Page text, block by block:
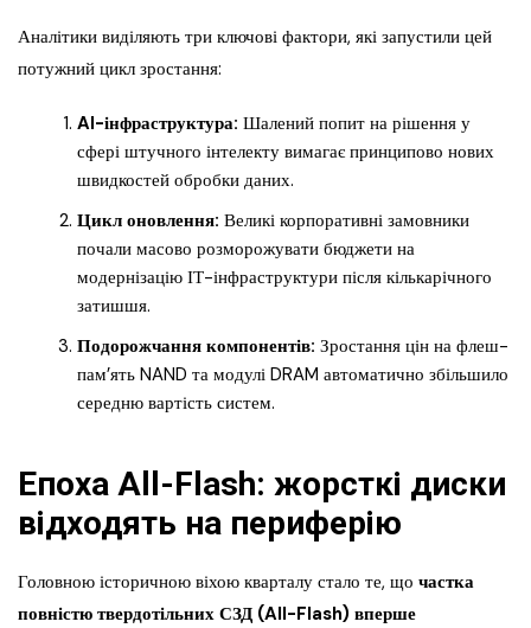
Аналітики виділяють три ключові фактори, які запустили цей
потужний цикл зростання:
AI-інфраструктура: Шалений попит на рішення у
сфері штучного інтелекту вимагає принципово нових
швидкостей обробки даних.
Цикл оновлення: Великі корпоративні замовники
почали масово розморожувати бюджети на
модернізацію ІТ-інфраструктури після кількарічного
затишшя.
Подорожчання компонентів: Зростання цін на флеш-
пам’ять NAND та модулі DRAM автоматично збільшило
середню вартість систем.
Епоха All-Flash: жорсткі диски
відходять на периферію
Головною історичною віхою кварталу стало те, що частка
повністю твердотільних СЗД (All-Flash) вперше